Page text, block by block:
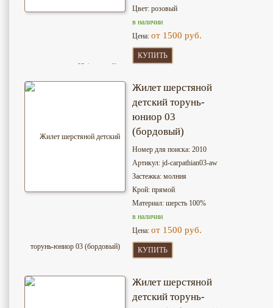
Цвет: розовый
в наличии
Цена: от 1500 руб.
КУПИТЬ
Жилет шерстяной
детский торунь-
юниор 03
(бордовый)
Номер для поиска: 2010
Артикул: jd-сarpathian03-aw
Застежка: молния
Крой: прямой
Материал: шерсть 100%
в наличии
Цена: от 1500 руб.
КУПИТЬ
Жилет шерстяной
детский торунь-